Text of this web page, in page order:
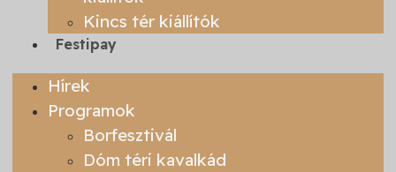
Kincs tér kiállítók
Festipay
Hírek
Programok
Borfesztivál
Dóm téri kavalkád